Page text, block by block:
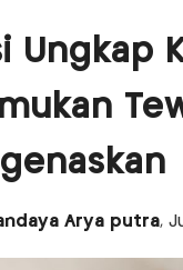
Ungkap
Arya putra,